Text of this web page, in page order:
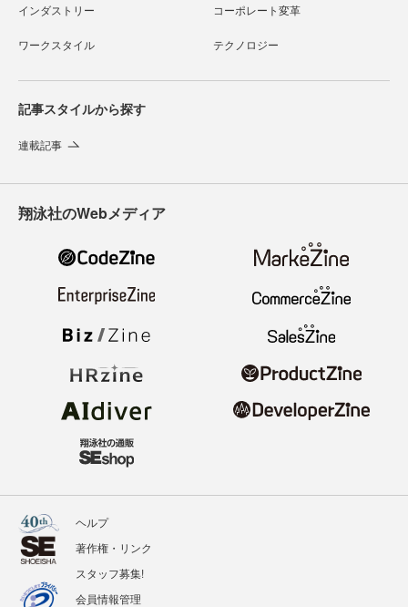
インダストリー コーポレート変革
ワークスタイル テクノロジー
記事スタイルから探す
連載記事
翔泳社のWebメディア
ヘルプ
著作権・リンク
スタッフ募集!
会員情報管理